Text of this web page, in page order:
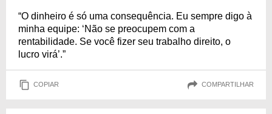
“O dinheiro é só uma consequência. Eu sempre digo à
minha equipe: ‘Não se preocupem com a
rentabilidade. Se você fizer seu trabalho direito, o
lucro virá’.”
COPIAR COMPARTILHAR